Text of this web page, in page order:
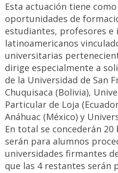
Esta actuación tiene
oportunidades de
estudiantes, profesores e
latinoamericanos
universitarias
dirige especialmente a
de la Universidad de San
Chuquisaca (Bolivia),
Particular de Loja
Anáhuac (México) y
En total se concederán 20
serán para alumnos
universidades firmantes
que las 4 restantes serán